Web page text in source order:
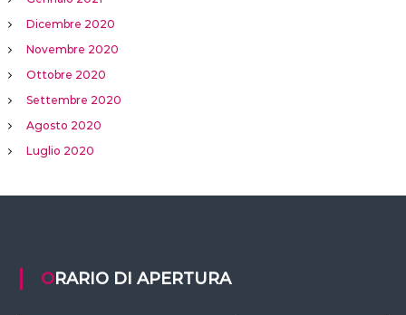
Dicembre 2020
Novembre 2020
Ottobre 2020
Settembre 2020
Agosto 2020
Luglio 2020
ORARIO DI APERTURA